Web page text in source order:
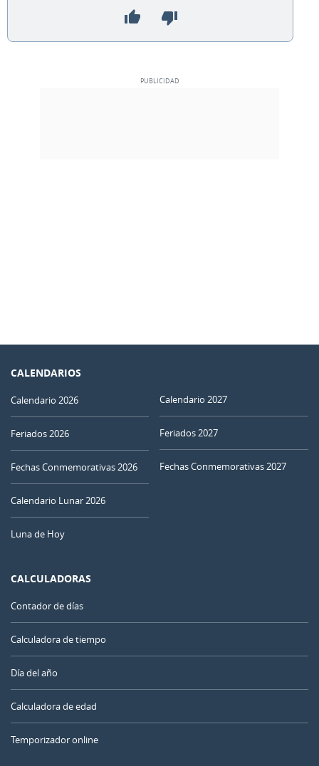
CALENDARIOS
Calendario 2026
Feriados 2026
Fechas Conmemorativas 2026
Calendario Lunar 2026
Luna de Hoy
Calendario 2027
Feriados 2027
Fechas Conmemorativas 2027
CALCULADORAS
Contador de días
Calculadora de tiempo
Día del año
Calculadora de edad
Temporizador online